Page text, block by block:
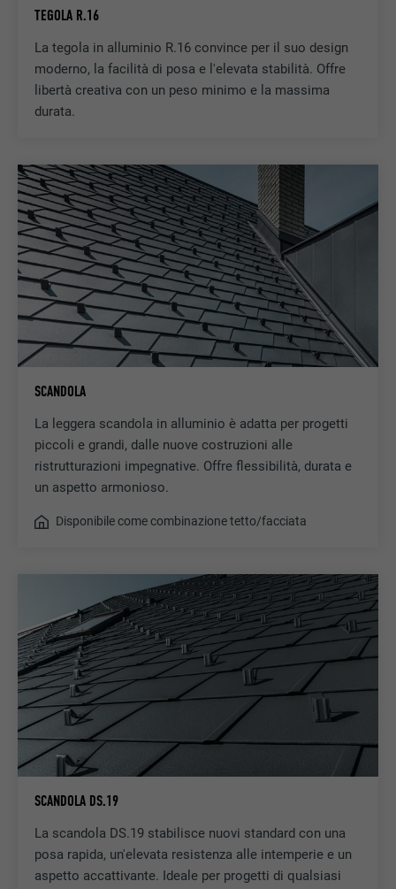
TEGOLA R.16
La tegola in alluminio R.16 convince per il suo design
moderno, la facilità di posa e l'elevata stabilità. Offre
libertà creativa con un peso minimo e la massima
durata.
SCANDOLA
La leggera scandola in alluminio è adatta per progetti
piccoli e grandi, dalle nuove costruzioni alle
ristrutturazioni impegnative. Offre flessibilità, durata e
un aspetto armonioso.
Disponibile come combinazione tetto/facciata
SCANDOLA DS.19
La scandola DS.19 stabilisce nuovi standard con una
posa rapida, un'elevata resistenza alle intemperie e un
aspetto accattivante. Ideale per progetti di qualsiasi